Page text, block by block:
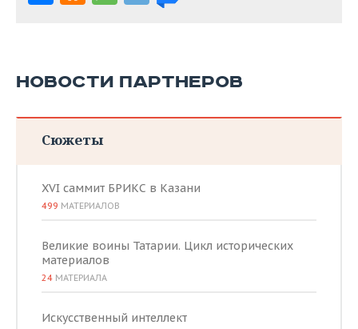
НОВОСТИ ПАРТНЕРОВ
Сюжеты
XVI саммит БРИКС в Казани
499 МАТЕРИАЛОВ
Великие воины Татарии. Цикл исторических
материалов
24 МАТЕРИАЛА
Искусственный интеллект